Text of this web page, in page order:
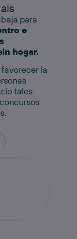
para
e
hogar.
la
tales